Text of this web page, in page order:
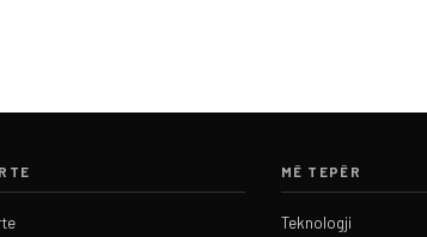
MË TEPËR
Teknologji